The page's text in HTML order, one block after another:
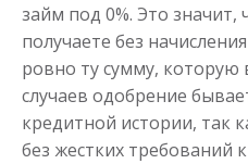
займ под 0%. Это значит,
получаете без
ровно ту сумму, которую
случаев одобрение
кредитной истории, так
без жестких требований